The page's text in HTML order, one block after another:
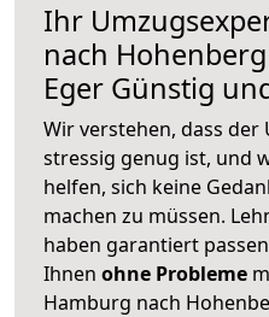
Ihr
nach
Eger Günstig
Wir verstehen, dass der
stressig genug ist, und
helfen, sich keine
machen zu müssen.
haben garantiert
Ihnen ohne Probleme
Hamburg nach